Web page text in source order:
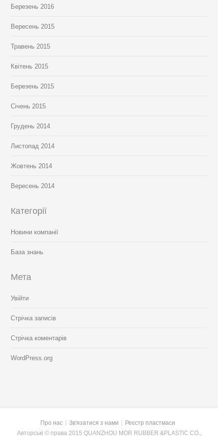
Березень 2016
Вересень 2015
Травень 2015
Квітень 2015
Березень 2015
Січень 2015
Грудень 2014
Листопад 2014
Жовтень 2014
Вересень 2014
Категорії
Новини компанії
База знань
Мета
Увійти
Стрічка записів
Стрічка коментарів
WordPress.org
Про нас Зв'язатися з нами
Реєстр пластмаси
Авторські © права 2015 QUANZHOU MOR RUBBER &PLASTIC CO.,